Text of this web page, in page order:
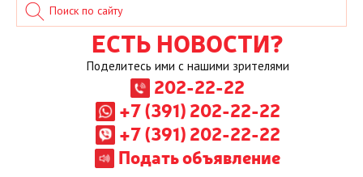
ЕСТЬ НОВОСТИ?
Поделитесь ими с нашими зрителями
202-22-22
+7 (391) 202-22-22
+7 (391) 202-22-22
Подать объявление